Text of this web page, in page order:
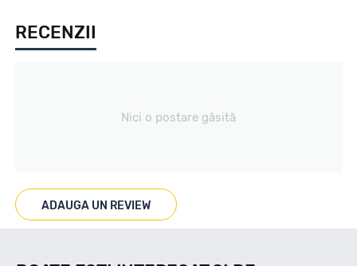
All season / Off Road
Marcat M+S
RECENZII
Nici o postare găsită
ADAUGA UN REVIEW